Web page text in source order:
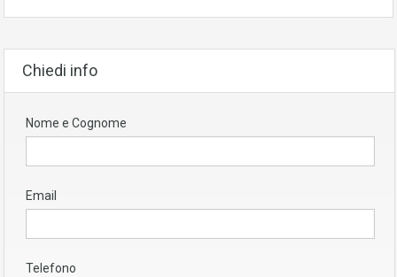
Chiedi info
Nome e Cognome
Email
Telefono